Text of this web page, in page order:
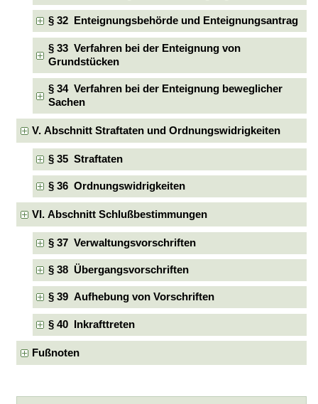
§ 32 Enteignungsbehörde und Enteignungsantrag
§ 33 Verfahren bei der Enteignung von
Grundstücken
§ 34 Verfahren bei der Enteignung beweglicher
Sachen
V. Abschnitt Straftaten und Ordnungswidrigkeiten
§ 35 Straftaten
§ 36 Ordnungswidrigkeiten
VI. Abschnitt Schlußbestimmungen
§ 37 Verwaltungsvorschriften
§ 38 Übergangsvorschriften
§ 39 Aufhebung von Vorschriften
§ 40 Inkrafttreten
Fußnoten